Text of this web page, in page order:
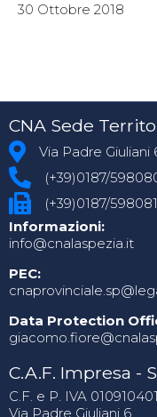
30 Ottobre 2018
CNA Sede
Via Padre Giuliani
(+39)0187/
(+39)0187/598081
Informazioni:
info@cnalaspezia.it
PEC:
Data Protection
C.A.F. Impresa -
C.F. e P. IVA
Via Padre Giuliani 6